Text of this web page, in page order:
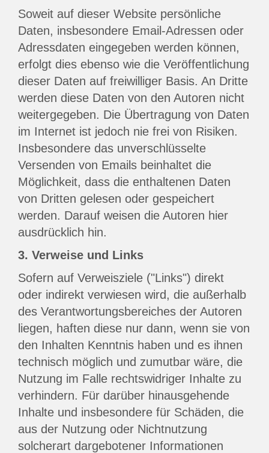
Soweit auf dieser Website persönliche
Daten, insbesondere Email-Adressen oder
Adressdaten eingegeben werden können,
erfolgt dies ebenso wie die Veröffentlichung
dieser Daten auf freiwilliger Basis. An Dritte
werden diese Daten von den Autoren nicht
weitergegeben. Die Übertragung von Daten
im Internet ist jedoch nie frei von Risiken.
Insbesondere das unverschlüsselte
Versenden von Emails beinhaltet die
Möglichkeit, dass die enthaltenen Daten
von Dritten gelesen oder gespeichert
werden. Darauf weisen die Autoren hier
ausdrücklich hin.
3. Verweise und Links
Sofern auf Verweisziele ("Links") direkt
oder indirekt verwiesen wird, die außerhalb
des Verantwortungsbereiches der Autoren
liegen, haften diese nur dann, wenn sie von
den Inhalten Kenntnis haben und es ihnen
technisch möglich und zumutbar wäre, die
Nutzung im Falle rechtswidriger Inhalte zu
verhindern. Für darüber hinausgehende
Inhalte und insbesondere für Schäden, die
aus der Nutzung oder Nichtnutzung
solcherart dargebotener Informationen